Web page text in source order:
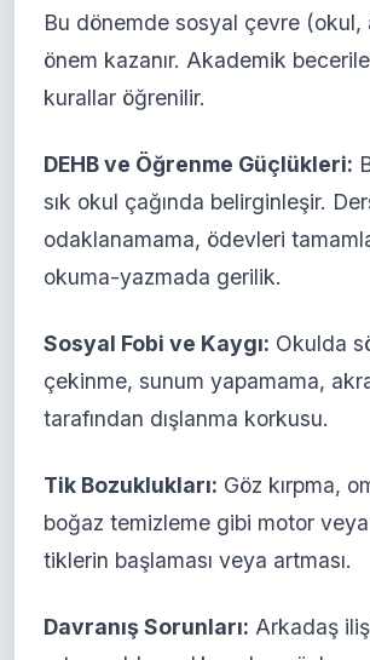
Bu dönemde sosyal çevre (okul,
önem kazanır. Akademik
kurallar öğrenilir.
DEHB ve Öğrenme Güçlükleri:
sık okul çağında belirginleşir.
odaklanamama, ödevleri
okuma-yazmada gerilik.
Sosyal Fobi ve Kaygı: Okulda
çekinme, sunum yapamama,
tarafından dışlanma korkusu.
Tik Bozuklukları: Göz kırpma,
boğaz temizleme gibi motor
tiklerin başlaması veya artması.
Davranış Sorunları: Arkadaş